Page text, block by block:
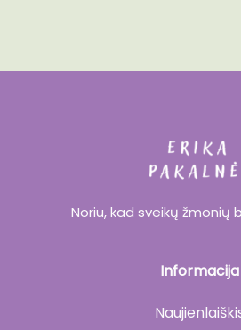
Noriu, kad sveikų žmonių
Informacija